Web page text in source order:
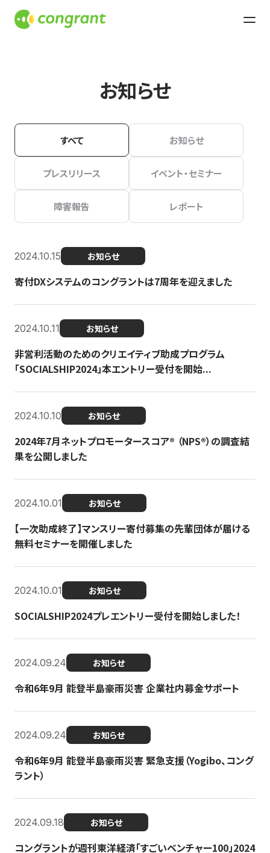
お知らせ
すべて お知らせ
プレスリリース イベント・セミナー
障害報告 レポート
2024.10.15 お知らせ
寄付DXシステムのコングラントは7周年を迎えました
2024.10.11 お知らせ
非営利活動のためのクリエイティブ助成プログラム
「SOCIALSHIP2024」本エントリー受付を開始...
2024.10.10 お知らせ
2024年7月ネットプロモータースコア®︎ （NPS®︎）の調査結
果を公開しました
2024.10.01 お知らせ
【一次助成終了】マンスリー寄付募集の先輩団体が届ける
無料セミナーを開催しました
2024.10.01 お知らせ
SOCIALSHIP2024プレエントリー受付を開始しました！
2024.09.24 お知らせ
令和6年9月 能登半島豪雨災害 企業社内募金サポート
2024.09.24 お知らせ
令和6年9月 能登半島豪雨災害 緊急支援（Yogibo、コング
ラント）
2024.09.18 お知らせ
コングラントが週刊東洋経済「すごいベンチャー100」2024